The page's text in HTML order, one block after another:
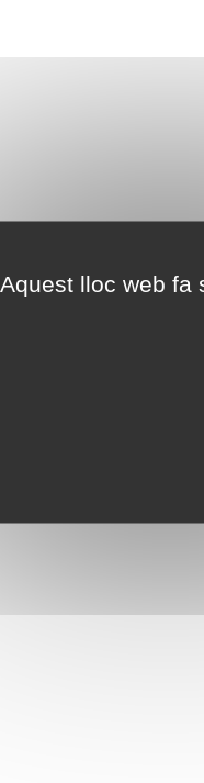
Aquest lloc web fa